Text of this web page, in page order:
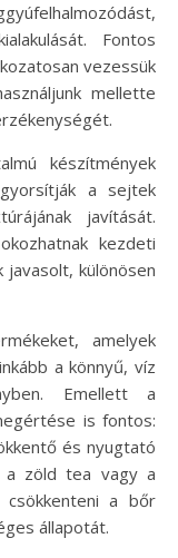
Fontos
vezessük
mellette
készítmények
a sejtek
javítását.
kezdeti
különösen
amelyek
a könnyű, víz
Emellett a
is fontos:
és nyugtató
a zöld tea vagy a
csökkenteni a bőr
állapotát.